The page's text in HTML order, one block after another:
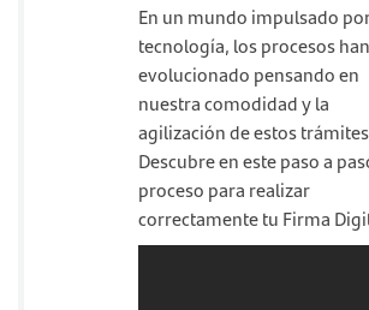
En un mundo impulsado
tecnología, los procesos han
evolucionado pensando en
nuestra comodidad y la
agilización de estos
Descubre en este paso a
proceso para realizar
correctamente tu Firma